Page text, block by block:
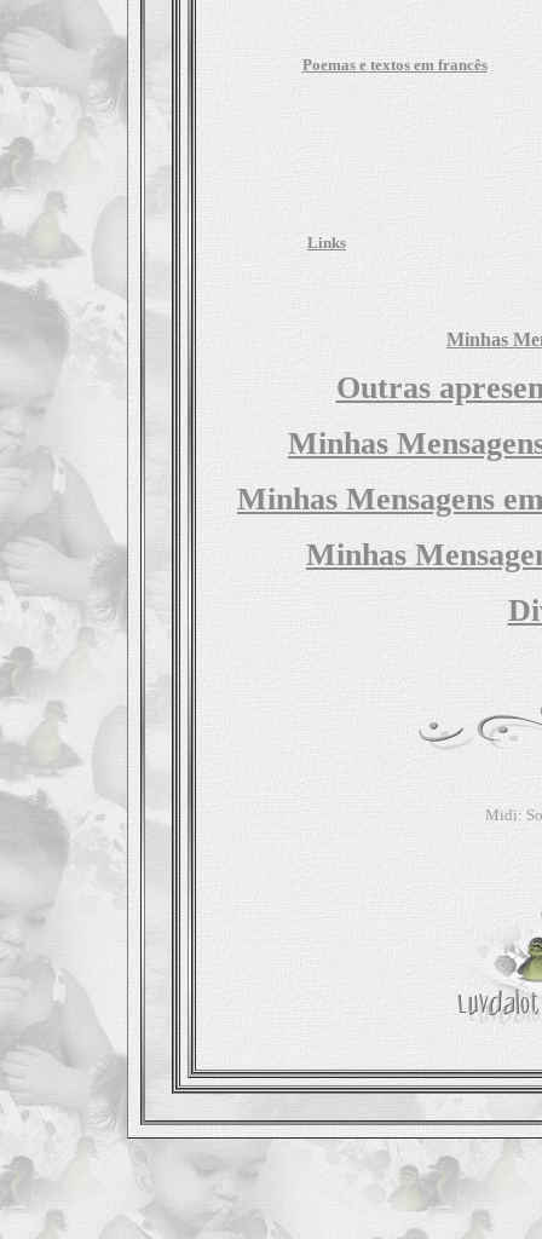
Poemas e textos em francês
Links
Minhas
Outras
Minhas
Minhas Mensagens
Minhas
Midi: